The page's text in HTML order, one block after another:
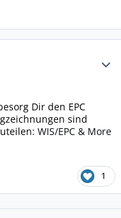
Dir den EPC
sind
WIS/EPC & More
1